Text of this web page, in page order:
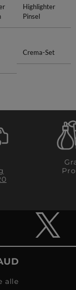
Highlighter
Pinsel
Crema-Set
alle